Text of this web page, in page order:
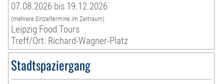
07.08.2026 bis 19.12.2026
(mehrere Einzeltermine im Zeitraum)
Leipzig Food Tours
Treff/Ort: Richard-Wagner-Platz
Stadtspaziergang